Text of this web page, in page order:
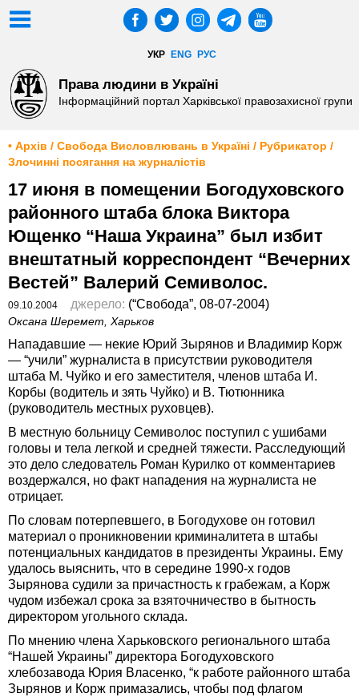
УКР ENG РУС
Права людини в Україні
Інформаційний портал Харківської правозахисної групи
• Архів / Свобода Висловлювань в Україні / Рубрикатор /
Злочинні посягання на журналістів
17 июня в помещении Богодуховского
районного штаба блока Виктора
Ющенко “Наша Украина” был избит
внештатный корреспондент “Вечерних
Вестей” Валерий Семиволос.
09.10.2004 джерело: (“Свобода”, 08-07-2004)
Оксана Шеремет, Харьков
Нападавшие — некие Юрий Зырянов и Владимир Корж
— “учили” журналиста в присутствии руководителя
штаба М. Чуйко и его заместителя, членов штаба И.
Корбы (водитель и зять Чуйко) и В. Тютюнника
(руководитель местных руховцев).
В местную больницу Семиволос поступил с ушибами
головы и тела легкой и средней тяжести. Расследующий
это дело следователь Роман Курилко от комментариев
воздержался, но факт нападения на журналиста не
отрицает.
По словам потерпевшего, в Богодухове он готовил
материал о проникновении криминалитета в штабы
потенциальных кандидатов в президенты Украины. Ему
удалось выяснить, что в середине 1990-х годов
Зырянова судили за причастность к грабежам, а Корж
чудом избежал срока за взяточничество в бытность
директором угольного склада.
По мнению члена Харьковского регионального штаба
“Нашей Украины” директора Богодуховского
хлебозавода Юрия Власенко, “к работе районного штаба
Зырянов и Корж примазались, чтобы под флагом